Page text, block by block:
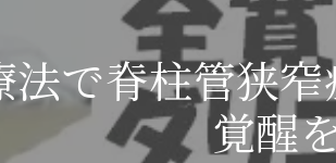
天啓気療に関する書籍
本物の気功師にも優るサイ能力の凄さ
気功治療や療法と天啓気療の違い
筋痛症が天啓気療により奇跡的な寛解
患
治療に革命チャクラ覚醒サイ能力
で脊柱管狭
覚醒